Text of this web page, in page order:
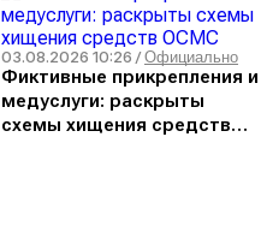
03.08.2026 10:26 /Официально
Фиктивные прикрепления и
медуслуги: раскрыты
схемы хищения средств